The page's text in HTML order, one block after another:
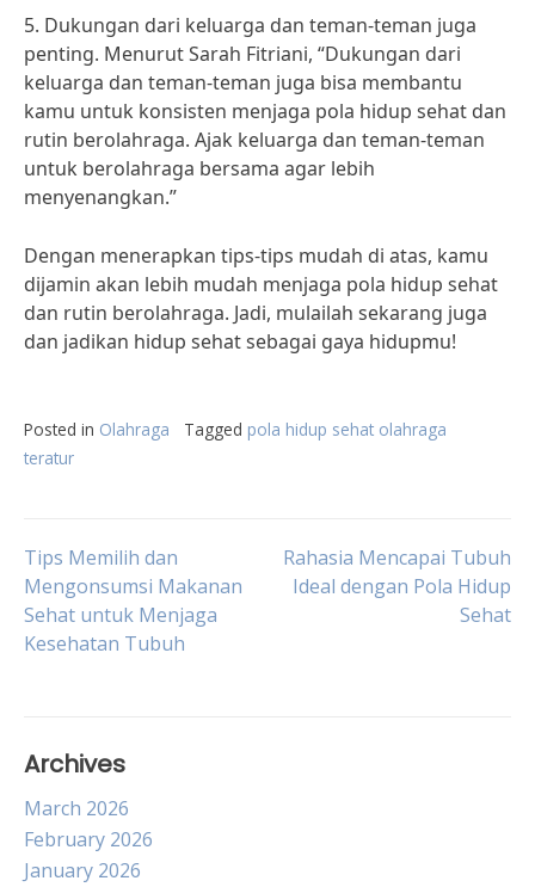
5. Dukungan dari keluarga dan teman-teman juga
penting. Menurut Sarah Fitriani, “Dukungan dari
keluarga dan teman-teman juga bisa membantu
kamu untuk konsisten menjaga pola hidup sehat dan
rutin berolahraga. Ajak keluarga dan teman-teman
untuk berolahraga bersama agar lebih
menyenangkan.”
Dengan menerapkan tips-tips mudah di atas, kamu
dijamin akan lebih mudah menjaga pola hidup sehat
dan rutin berolahraga. Jadi, mulailah sekarang juga
dan jadikan hidup sehat sebagai gaya hidupmu!
Posted in Olahraga Tagged pola hidup sehat olahraga
teratur
Post
navigation
Tips Memilih dan
Mengonsumsi Makanan
Sehat untuk Menjaga
Kesehatan Tubuh
Rahasia Mencapai Tubuh
Ideal dengan Pola Hidup
Sehat
Archives
March 2026
February 2026
January 2026